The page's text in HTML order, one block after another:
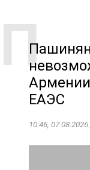
ЕАЭС
10:46,